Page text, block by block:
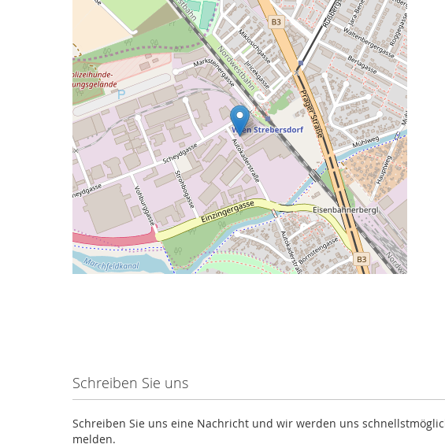
(Lichtvorhang,
Scanner)
Radarsystem
Sicherheits-
SPS
Sicherheitsrelais
Wireless
Safety
Funkfernsteuerungen
Bedienelemente
Schutzzaunsysteme
Signalübertragungssystem
/
Sicherheitstorsteuerungen
Touch-
Bediengeräte
Schreiben Sie uns
Schreiben Sie uns eine Nachricht und wir werden uns
melden.